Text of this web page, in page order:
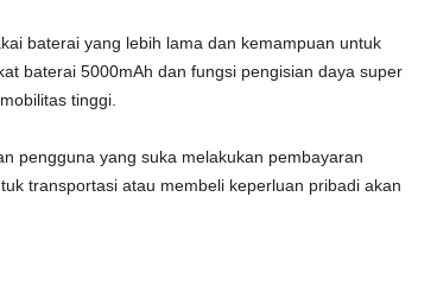
baterai yang lebih lama dan kemampuan untuk
baterai 5000mAh dan fungsi pengisian daya super
tinggi.
pengguna yang suka melakukan pembayaran
transportasi atau membeli keperluan pribadi akan